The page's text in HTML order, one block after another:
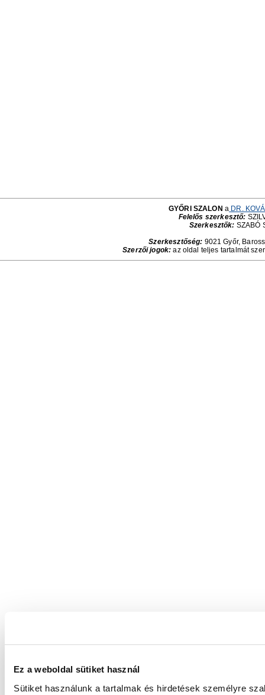
Ez a weboldal sütiket használ
Sütiket használunk a tartalmak és hirdetések személyre
GYŐRI SZALON a DR.
Felelős szerkesztő:
Szerkesztők: SZABÓ
Szerkesztőség: 9021 Győr,
Szerzői jogok: az oldal teljes tartalmát